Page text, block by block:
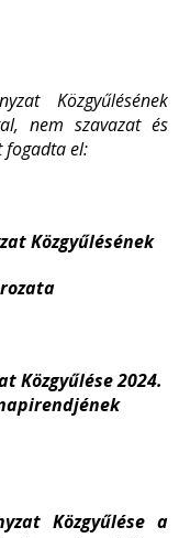
Közgyűlésének
nem szavazat és
fogadta el:
Közgyűlésének
Közgyűlése 2024.
Közgyűlése a